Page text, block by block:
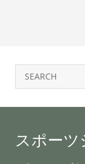
スポーツ